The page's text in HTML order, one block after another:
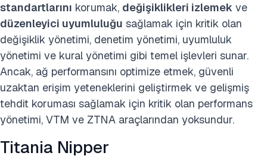
standartlarını korumak, değişiklikleri izlemek ve
düzenleyici uyumluluğu sağlamak için kritik olan
değişiklik yönetimi, denetim yönetimi, uyumluluk
yönetimi ve kural yönetimi gibi temel işlevleri sunar.
Ancak, ağ performansını optimize etmek, güvenli
uzaktan erişim yeteneklerini geliştirmek ve gelişmiş
tehdit koruması sağlamak için kritik olan performans
yönetimi, VTM ve ZTNA araçlarından yoksundur.
Titania Nipper